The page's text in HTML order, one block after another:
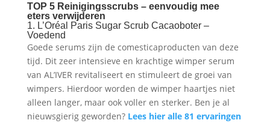
TOP 5 Reinigingsscrubs – eenvoudig mee
eters verwijderen
1. L’Oréal Paris Sugar Scrub Cacaoboter –
Voedend
Goede serums zijn de comesticaproducten van deze
tijd. Dit zeer intensieve en krachtige wimper serum
van AL’IVER revitaliseert en stimuleert de groei van
wimpers. Hierdoor worden de wimper haartjes niet
alleen langer, maar ook voller en sterker. Ben je al
nieuwsgierig geworden? Lees hier alle 81 ervaringen